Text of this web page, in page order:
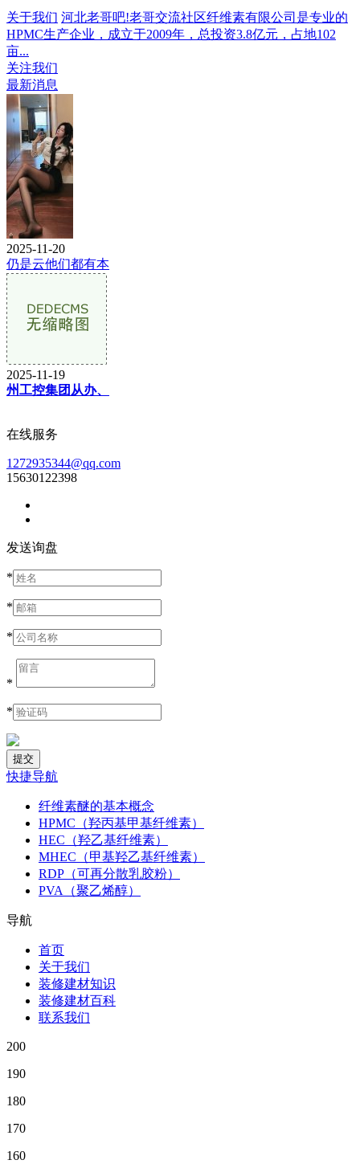
关于我们 河北老哥吧!老哥交流社区纤维素有限公司是专业的
HPMC生产企业，成立于2009年，总投资3.8亿元，占地102
亩...
关注我们
最新消息
2025-11-20
仍是云他们都有本
2025-11-19
州工控集团从办、
在线服务
1272935344@qq.com
15630122398
发送询盘
*
*
*
*
*
快捷导航
纤维素醚的基本概念
HPMC（羟丙基甲基纤维素）
HEC（羟乙基纤维素）
MHEC（甲基羟乙基纤维素）
RDP（可再分散乳胶粉）
PVA（聚乙烯醇）
导航
首页
关于我们
装修建材知识
装修建材百科
联系我们
200
190
180
170
160